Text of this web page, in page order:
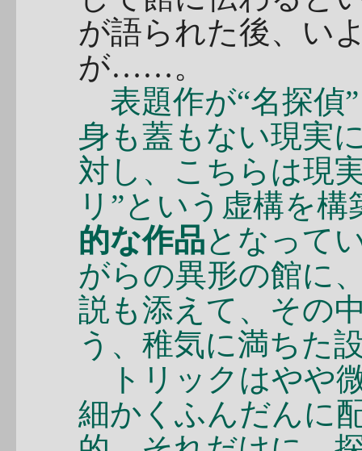
が語られた後、い
が……。
表題作が“名探偵
身も蓋もない現実
対し、こちらは現
リ”という虚構を
的な作品となって
がらの異形の館に
説も添えて、その
う、稚気に満ちた
トリックはやや
細かくふんだんに